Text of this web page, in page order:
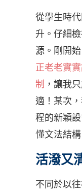
從學生時
升。仔細
源。剛開
正老老實
制 ，讓我
適！某次
程的新穎
懂文法結
活潑又
不同於以